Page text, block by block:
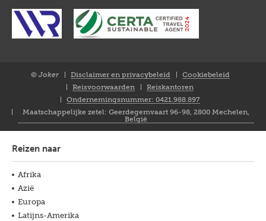
© Joker
Disclaimer en privacybeleid
Cookiebeleid
Reisvoorwaarden
Reiskantoren
Ondernemingsnummer: 0421.988.897
Maatschappelijke zetel: Geerdegemvaart 96-98, 2800 Mechelen,
België
Reizen naar
Afrika
Azië
Europa
Latijns-Amerika